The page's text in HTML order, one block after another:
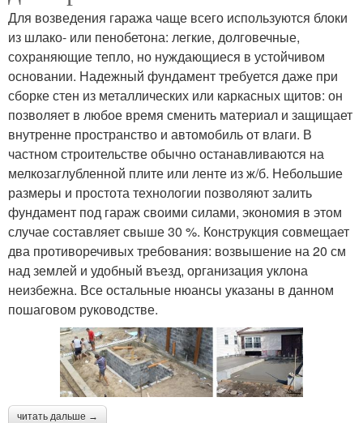
Для возведения гаража чаще всего используются блоки
из шлако- или пенобетона: легкие, долговечные,
сохраняющие тепло, но нуждающиеся в устойчивом
основании. Надежный фундамент требуется даже при
сборке стен из металлических или каркасных щитов: он
позволяет в любое время сменить материал и защищает
внутренне пространство и автомобиль от влаги. В
частном строительстве обычно останавливаются на
мелкозаглубленной плите или ленте из ж/б. Небольшие
размеры и простота технологии позволяют залить
фундамент под гараж своими силами, экономия в этом
случае составляет свыше 30 %. Конструкция совмещает
два противоречивых требования: возвышение на 20 см
над землей и удобный въезд, организация уклона
неизбежна. Все остальные нюансы указаны в данном
пошаговом руководстве.
читать дальше →